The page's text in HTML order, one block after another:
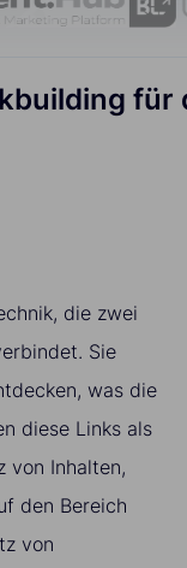
die zwei
Sie
was die
diese Links als
von Inhalten,
den Bereich
von